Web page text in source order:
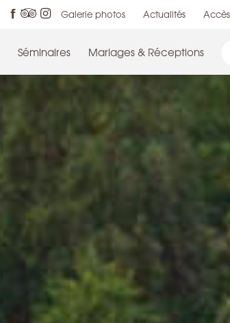
Galerie photos Actualités Accès
Séminaires Mariages & Réceptions